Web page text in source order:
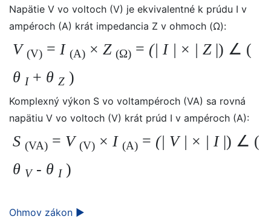
Napätie V vo voltoch (V) je ekvivalentné k prúdu I v
ampéroch (A) krát impedancia Z v ohmoch (Ω):
V(V) = I (A) × Z (Ω) = (| I | × | Z|) ∠ (
θ I+ θ Z )
Komplexný výkon S vo voltampéroch (VA) sa rovná
napätiu V vo voltoch (V) krát prúd I v ampéroch (A):
S (VA) = V(V) × I (A) = (| V | × | I|) ∠ (
θ V- θ I)
Ohmov zákon ►